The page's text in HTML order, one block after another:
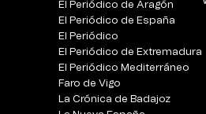
El Periódico de Aragón
El Periódico de España
El Periódico
El Periódico de Extremadura
El Periódico Mediterráneo
Faro de Vigo
La Crónica de Badajoz